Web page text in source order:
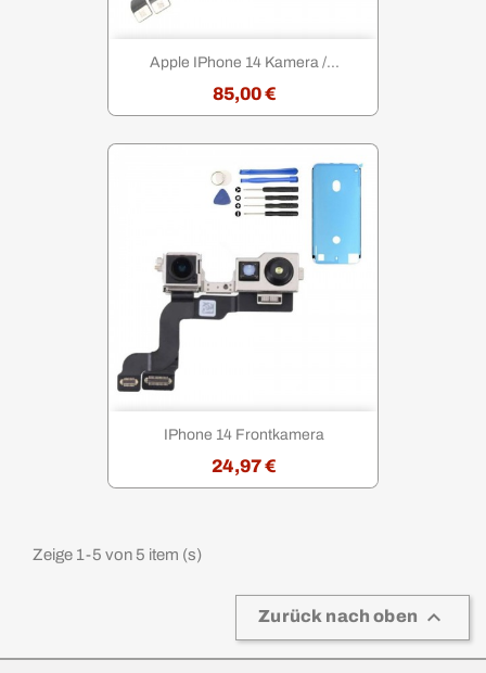
Apple IPhone 14 Kamera /...
85,00 €
IPhone 14 Frontkamera
24,97 €
Zeige 1-5 von 5 item (s)
Zurück nach oben 